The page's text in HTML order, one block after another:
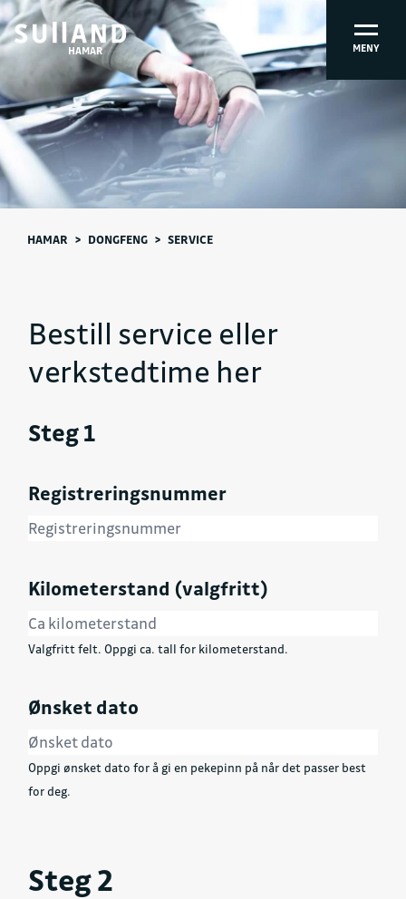
HAMAR MENY
HAMAR > DONGFENG > SERVICE
Bestill service eller
verkstedtime her
Steg 1
Registreringsnummer
Kilometerstand (valgfritt)
Valgfritt felt. Oppgi ca. tall for kilometerstand.
Ønsket dato
Oppgi ønsket dato for å gi en pekepinn på når det passer best
for deg.
Steg 2